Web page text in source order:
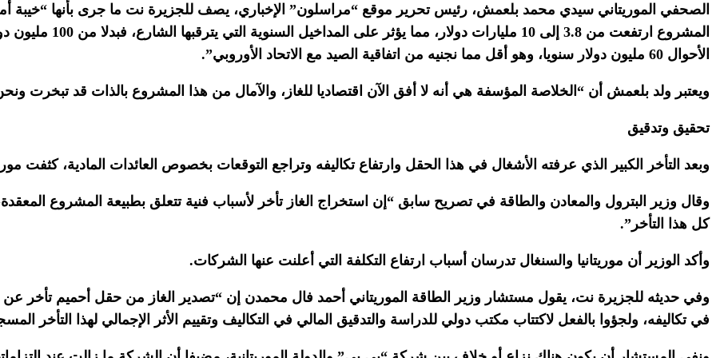
الصحفي الموريتاني سيدي محمد بلعمش، رئيس تحرير موقع “مراسلون” الإخباري، يصف للجزيرة نت ما جرى بأنها “خيبة أمل
المشروع ارتفعت من
الأحوال 60 مليون دولار سنويا، وهو أقل مما نجنيه من اتفاقية الصيد مع الاتحاد الأوروبي”.
ويعتبر ولد بلعمش أن “الخلاصة المؤسفة هي أنه لا أفق الآن اقتصاديا للغاز، والآمال من هذا المشروع بالذات قد تبخرت
تحقيق وتدقيق
وبعد التأخر الكبير الذي عرفته الأشغال في هذا الحقل وارتفاع تكاليفه وتراجع التوقعات بخصوص العائدات المادية، كثفت
وقال وزير البترول والمعادن والطاقة في تصريح سابق “إن استخراج الغاز تأخر لأسباب فنية تتعلق بطبيعة المشروع
كل هذا التأخر”.
وأكد الوزير أن موريتانيا والسنغال تدرسان أسباب ارتفاع التكلفة التي أعلنت عنها الشركات.
في تكاليفه، ولجؤوا بالفعل لاكتتاب مكتب دولي للدراسة والتدقيق المالي في التكاليف وتقييم الأثر الإجمالي لهذا التأخر